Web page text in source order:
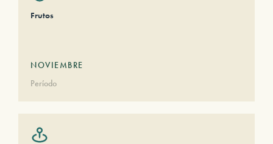
Frutos
NOVIEMBRE
Período